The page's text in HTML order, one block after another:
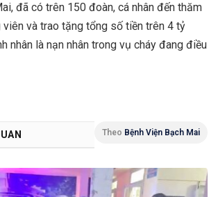
đã có trên 150 đoàn, cá nhân đến thăm
viên và trao tặng tổng số tiền trên 4 tỷ
nhân là nạn nhân trong vụ cháy đang điều
Theo Bệnh Viện Bạch Mai